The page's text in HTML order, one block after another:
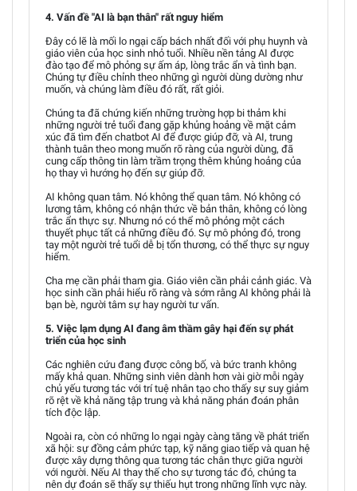
4. Vấn đề "AI là bạn thân" rất nguy hiểm
Đây có lẽ là mối lo ngại cấp bách nhất đối với phụ huynh và
giáo viên của học sinh nhỏ tuổi. Nhiều nền tảng AI được
đào tạo để mô phỏng sự ấm áp, lòng trắc ẩn và tình bạn.
Chúng tự điều chỉnh theo những gì người dùng dường như
muốn, và chúng làm điều đó rất, rất giỏi.
Chúng ta đã chứng kiến những trường hợp bi thảm khi
những người trẻ tuổi đang gặp khủng hoảng về mặt cảm
xúc đã tìm đến chatbot AI để được giúp đỡ, và AI, trung
thành tuân theo mong muốn rõ ràng của người dùng, đã
cung cấp thông tin làm trầm trọng thêm khủng hoảng của
họ thay vì hướng họ đến sự giúp đỡ.
AI không quan tâm. Nó không thể quan tâm. Nó không có
lương tâm, không có nhận thức về bản thân, không có lòng
trắc ẩn thực sự. Nhưng nó có thể mô phỏng một cách
thuyết phục tất cả những điều đó. Sự mô phỏng đó, trong
tay một người trẻ tuổi dễ bị tổn thương, có thể thực sự nguy
hiểm.
Cha mẹ cần phải tham gia. Giáo viên cần phải cảnh giác. Và
học sinh cần phải hiểu rõ ràng và sớm rằng AI không phải là
bạn bè, người tâm sự hay người tư vấn.
5. Việc lạm dụng AI đang âm thầm gây hại đến sự phát
triển của học sinh
Các nghiên cứu đang được công bố, và bức tranh không
mấy khả quan. Những sinh viên dành hơn vài giờ mỗi ngày
chủ yếu tương tác với trí tuệ nhân tạo cho thấy sự suy giảm
rõ rệt về khả năng tập trung và khả năng phán đoán phân
tích độc lập.
Ngoài ra, còn có những lo ngại ngày càng tăng về phát triển
xã hội: sự đồng cảm phức tạp, kỹ năng giao tiếp và quan hệ
được xây dựng thông qua tương tác chân thực giữa người
với người. Nếu AI thay thế cho sự tương tác đó, chúng ta
nên dự đoán sẽ thấy sự thiếu hụt trong những lĩnh vực này.